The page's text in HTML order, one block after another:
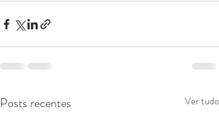
Posts recentes Ver tudo